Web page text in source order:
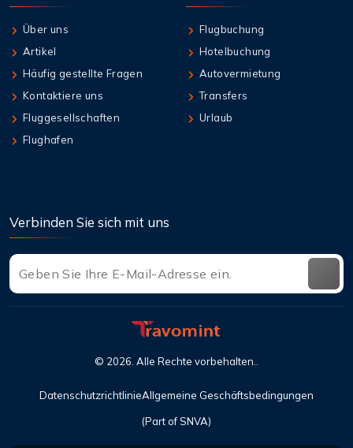
Über uns
Artikel
Häufig gestellte Fragen
Kontaktiere uns
Fluggesellschaften
Flughafen
Flugbuchung
Hotelbuchung
Autovermietung
Transfers
Urlaub
Verbinden Sie sich mit uns
(Part of SNVA)
© 2026 . Alle Rechte vorbehalten..
DatenschutzrichtlinieAllgemeine Geschäftsbedingungen